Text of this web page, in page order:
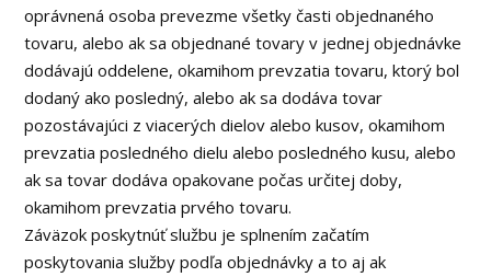
oprávnená osoba prevezme všetky časti objednaného
tovaru, alebo ak sa objednané tovary v jednej objednávke
dodávajú oddelene, okamihom prevzatia tovaru, ktorý bol
dodaný ako posledný, alebo ak sa dodáva tovar
pozostávajúci z viacerých dielov alebo kusov, okamihom
prevzatia posledného dielu alebo posledného kusu, alebo
ak sa tovar dodáva opakovane počas určitej doby,
okamihom prevzatia prvého tovaru.
Záväzok poskytnúť službu je splnením začatím
poskytovania služby podľa objednávky a to aj ak